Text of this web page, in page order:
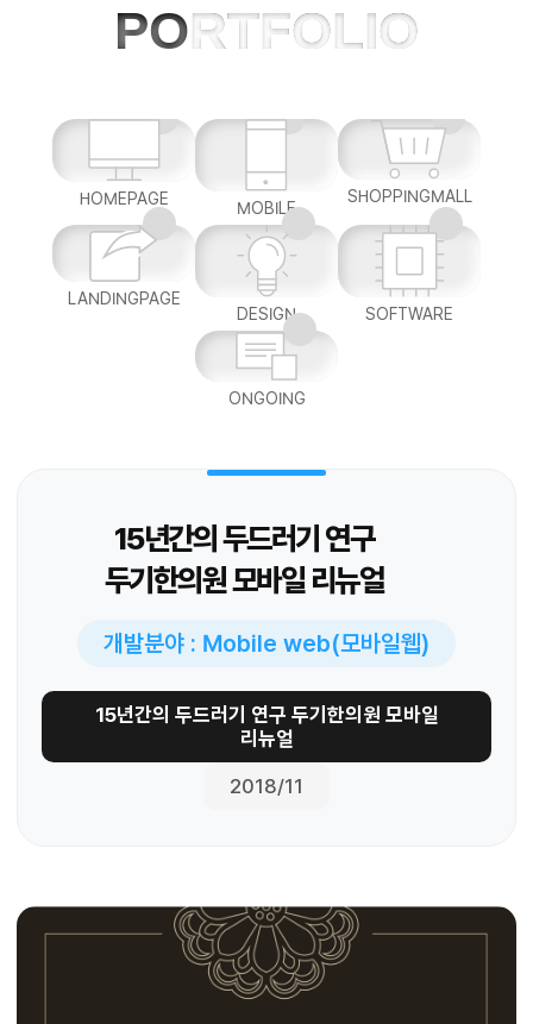
PORTFOLIO
HOMEPAGE MOBILE
SHOPPINGMALL
LANDINGPAGE
DESIGN
SOFTWARE
ONGOING
15년간의 두드러기 연구
두기한의원 모바일 리뉴얼
개발분야 : Mobile web(모바일웹)
15년간의 두드러기 연구 두기한의원 모바일
리뉴얼
2018/11